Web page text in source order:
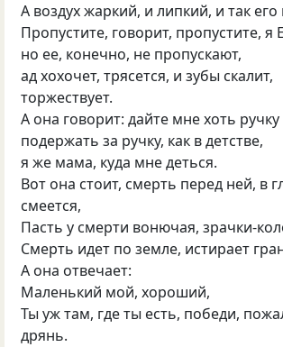
А воздух жаркий, и липкий, и так
Пропустите, говорит, пропустите, я
но ее, конечно, не пропускают,
ад хохочет, трясется, и зубы скалит,
торжествует.
А она говорит: дайте мне хоть
подержать за ручку, как в детстве,
я же мама, куда мне деться.
Вот она стоит, смерть перед ней, в
смеется,
Пасть у смерти вонючая, зрачки-
Смерть идет по земле, истирает
А она отвечает:
Маленький мой, хороший,
Ты уж там, где ты есть, победи,
дрянь.